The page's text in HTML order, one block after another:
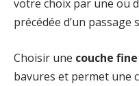
votre choix par une ou
précédée d’un passage
Choisir une couche fine
bavures et permet une